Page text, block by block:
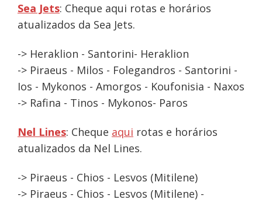
Sea Jets: Cheque aqui rotas e horários
atualizados da Sea Jets.
-> Heraklion - Santorini- Heraklion
-> Piraeus - Milos - Folegandros - Santorini -
Ios - Mykonos - Amorgos - Koufonisia - Naxos
-> Rafina - Tinos - Mykonos- Paros
Nel Lines: Cheque aqui rotas e horários
atualizados da Nel Lines.
-> Piraeus - Chios - Lesvos (Mitilene)
-> Piraeus - Chios - Lesvos (Mitilene) -